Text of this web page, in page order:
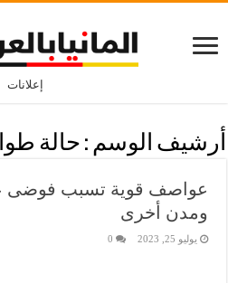
إعلانات
أرشيف الوسم : حالة
عواصف قوية تسبب فوضى
ومدن أخرى
يوليو 25, 2023 0